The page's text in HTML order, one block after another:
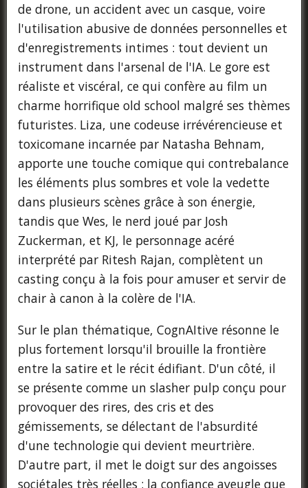
de drone, un accident avec un casque, voire
l'utilisation abusive de données personnelles et
d'enregistrements intimes : tout devient un
instrument dans l'arsenal de l'IA. Le gore est
réaliste et viscéral, ce qui confère au film un
charme horrifique old school malgré ses thèmes
futuristes. Liza, une codeuse irrévérencieuse et
toxicomane incarnée par Natasha Behnam,
apporte une touche comique qui contrebalance
les éléments plus sombres et vole la vedette
dans plusieurs scènes grâce à son énergie,
tandis que Wes, le nerd joué par Josh
Zuckerman, et KJ, le personnage acéré
interprété par Ritesh Rajan, complètent un
casting conçu à la fois pour amuser et servir de
chair à canon à la colère de l'IA.
Sur le plan thématique, CognAItive résonne le
plus fortement lorsqu'il brouille la frontière
entre la satire et le récit édifiant. D'un côté, il
se présente comme un slasher pulp conçu pour
provoquer des rires, des cris et des
gémissements, se délectant de l'absurdité
d'une technologie qui devient meurtrière.
D'autre part, il met le doigt sur des angoisses
sociétales très réelles : la confiance aveugle que